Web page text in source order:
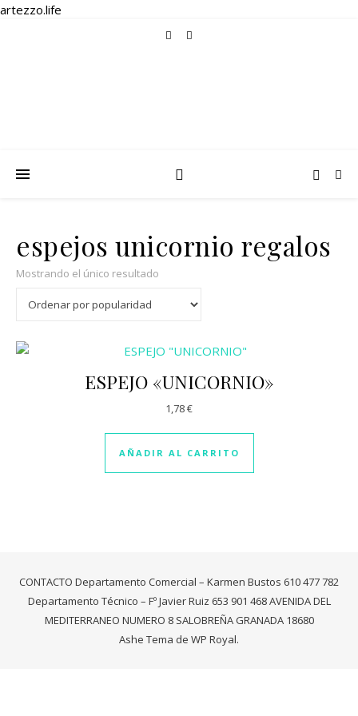
artezzo.life
espejos unicornio regalos
Mostrando el único resultado
ESPEJO «UNICORNIO»
1,78€
AÑADIR AL CARRITO
CONTACTO Departamento Comercial – Karmen Bustos 610 477 782
Departamento Técnico – Fº Javier Ruiz 653 901 468 AVENIDA DEL
MEDITERRANEO NUMERO 8 SALOBREÑA GRANADA 18680
Ashe Tema de WP Royal.